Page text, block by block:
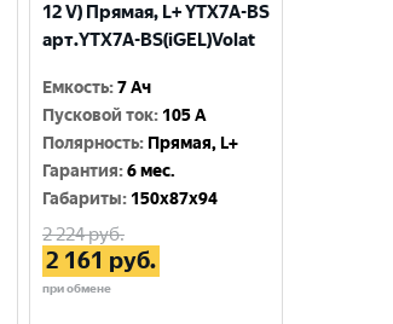
12 V) Прямая, L+ YTX7A-BS
арт.YTX7A-BS(iGEL)Volat
Емкость:7 Ач
Пусковой ток: 105 A
Полярность: Прямая, L+
Гарантия:6 мес.
Габариты: 150x87x94
2 224руб.
2 161 руб.
при обмене